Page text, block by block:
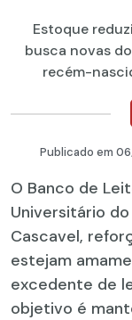
Estoque
busca novas
recém-
Publicado em
O Banco de
Universitário
Cascavel,
estejam
excedente de
objetivo é